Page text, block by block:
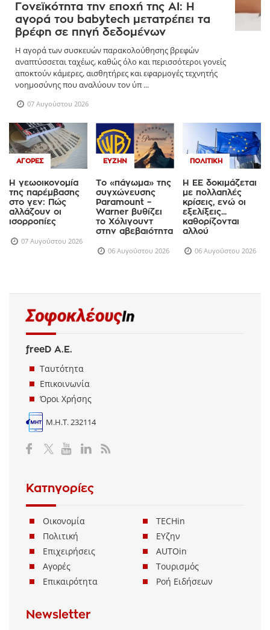
Γονεϊκότητα την εποχή της AI: Η
αγορά του babytech μετατρέπει τα
βρέφη σε πηγή δεδομένων
Η αγορά των συσκευών παρακολούθησης βρεφών
αναπτύσσεται ταχέως, καθώς όλο και περισσότεροι γονείς
αποκτούν κάμερες, αισθητήρες και εφαρμογές τεχνητής
νοημοσύνης που αναλύουν τον ύπ ...
07 Αυγούστου 2026
ΑΓΟΡΈΣ
Η γεωοικονομία
της παρέμβασης
στο γεν: Πώς
αλλάζουν οι
ισορροπίες
07 Αυγούστου 2026
ΕΥΖΗΝ
Το «πάγωμα» της
συγχώνευσης
Paramount –
Warner βυθίζει
το Χόλιγουντ
στην αβεβαιότητα
06 Αυγούστου 2026
ΠΟΛΙΤΙΚΉ
Η ΕΕ δοκιμάζεται
με πολλαπλές
κρίσεις, ενώ οι
εξελίξεις...
καθορίζονται
αλλού
06 Αυγούστου 2026
freeD Α.Ε.
Ταυτότητα
Επικοινωνία
Όροι Χρήσης
Μ.Η.Τ. 232114
Κατηγορίες
Οικονομία
Πολιτική
Επιχειρήσεις
Αγορές
Επικαιρότητα
TECHin
ΕΥζην
AUTOin
Τουρισμός
Ροή Ειδήσεων
Newsletter